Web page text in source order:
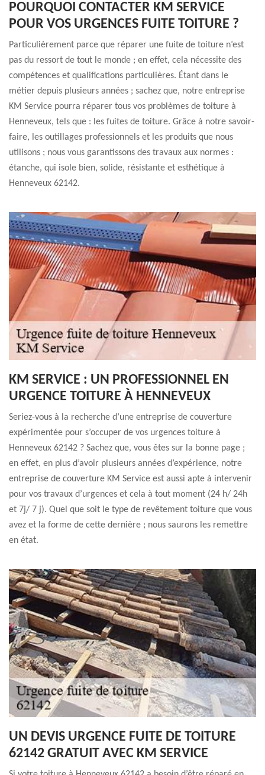
POURQUOI CONTACTER KM SERVICE
POUR VOS URGENCES FUITE TOITURE ?
Particulièrement parce que réparer une fuite de toiture n’est
pas du ressort de tout le monde ; en effet, cela nécessite des
compétences et qualifications particulières. Étant dans le
métier depuis plusieurs années ; sachez que, notre entreprise
KM Service pourra réparer tous vos problèmes de toiture à
Henneveux, tels que : les fuites de toiture. Grâce à notre savoir-
faire, les outillages professionnels et les produits que nous
utilisons ; nous vous garantissons des travaux aux normes :
étanche, qui isole bien, solide, résistante et esthétique à
Henneveux 62142.
KM SERVICE : UN PROFESSIONNEL EN
URGENCE TOITURE À HENNEVEUX
Seriez-vous à la recherche d’une entreprise de couverture
expérimentée pour s’occuper de vos urgences toiture à
Henneveux 62142 ? Sachez que, vous êtes sur la bonne page ;
en effet, en plus d’avoir plusieurs années d’expérience, notre
entreprise de couverture KM Service est aussi apte à intervenir
pour vos travaux d’urgences et cela à tout moment (24 h/ 24h
et 7j/ 7 j). Quel que soit le type de revêtement toiture que vous
avez et la forme de cette dernière ; nous saurons les remettre
en état.
UN DEVIS URGENCE FUITE DE TOITURE
62142 GRATUIT AVEC KM SERVICE